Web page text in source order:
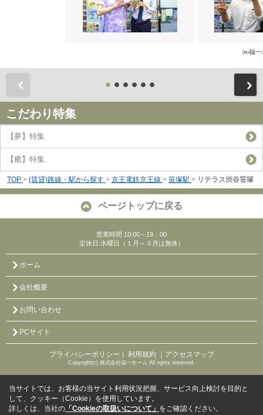
㈱福一
こだわり特集
【夢】特集
【癒】特集
TOP > (賃貸)路線・駅から探す > 京王電鉄京王線 > 笹塚駅 > リテラス渋谷笹塚
ページトップに戻る
営業時間:10:00～19：00
定休日:水曜日（１月～３月は無休）
ホーム
会社概要
お問い合わせ
PCサイト
プライバシーポリシー ｜ 利用規約 ｜アクセスマップ
Copyright(c) 株式会社福一ホーム All rights reserved.
当サイトでは、お客様の当サイト利用状況把握、サービス向上検討を目的と
して、クッキー（Cookie）を使用しています。
詳しくは、当社の 「Cookieの取扱いについて」 をご確認ください。